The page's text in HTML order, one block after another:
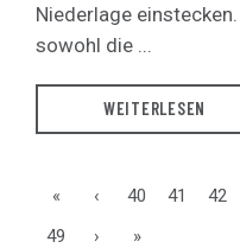
Niederlage
sowohl die ...
WEITERLESEN
« ‹ 40 41 42
49
› »